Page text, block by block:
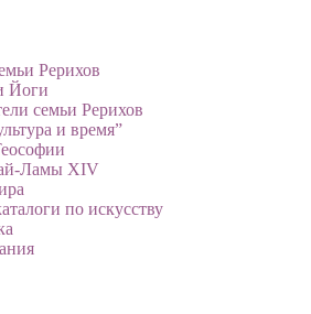
Рерихов
Йоги
семьи Рерихов
и время”
Ламы XIV
по искусству